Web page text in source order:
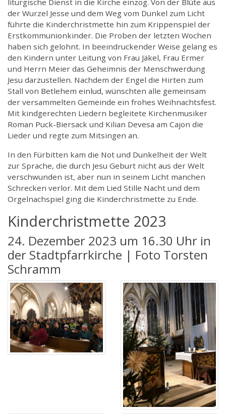
liturgische Dienst in die Kirche einzog. Von der Blüte aus
der Wurzel Jesse und dem Weg vom Dunkel zum Licht
führte die Kinderchristmette hin zum Krippenspiel der
Erstkommunionkinder. Die Proben der letzten Wochen
haben sich gelohnt. In beeindruckender Weise gelang es
den Kindern unter Leitung von Frau Jäkel, Frau Ermer
und Herrn Meier das Geheimnis der Menschwerdung
Jesu darzustellen. Nachdem der Engel die Hirten zum
Stall von Betlehem einlud, wünschten alle gemeinsam
der versammelten Gemeinde ein frohes Weihnachtsfest.
Mit kindgerechten Liedern begleitete Kirchenmusiker
Roman Puck-Biersack und Kilian Devesa am Cajon die
Lieder und regte zum Mitsingen an.
In den Fürbitten kam die Not und Dunkelheit der Welt
zur Sprache, die durch Jesu Geburt nicht aus der Welt
verschwunden ist, aber nun in seinem Licht manchen
Schrecken verlor. Mit dem Lied Stille Nacht und dem
Orgelnachspiel ging die Kinderchristmette zu Ende.
Kinderchristmette 2023
24. Dezember 2023 um 16.30 Uhr in
der Stadtpfarrkirche | Foto Torsten
Schramm